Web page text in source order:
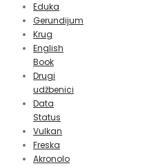
Eduka
Gerundijum
Krug
English
Book
Drugi
udžbenici
Data
Status
Vulkan
Freska
Akronolo